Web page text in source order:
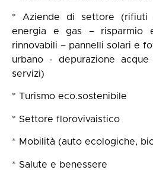
* Aziende di settore (rifiuti
energia e gas – risparmio
rinnovabili – pannelli solari e
urbano - depurazione
servizi)
* Turismo eco.sostenibile
* Settore florovivaistico
* Mobilità (auto ecologiche,
* Salute e benessere